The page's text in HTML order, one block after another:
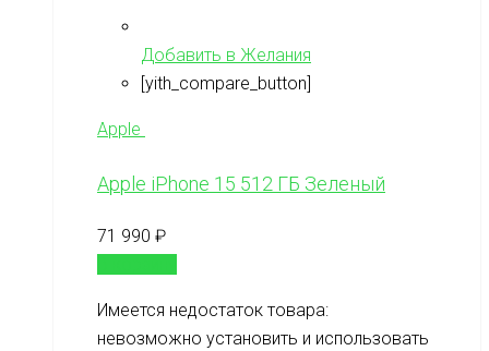
Добавить в Желания
[yith_compare_button]
Apple
Apple iPhone 15 512 ГБ Зеленый
71 990 ₽
Имеется недостаток товара:
невозможно установить и использовать